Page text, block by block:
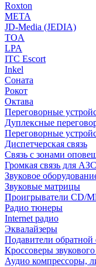
Roxton
МЕТА
JD-Media (JEDIA)
TOA
LPA
ITC Escort
Inkel
Соната
Рокот
Октава
Переговорные
Дуплексные
Переговорные
Диспетчерская связь
Связь с зонами
Громкая связь для АЗС
Звуковое
Звуковые матрицы
Проигрыватели CD/
Радио тюнеры
Internet радио
Эквалайзеры
Подавители обратной
Кроссоверы
Аудио компрессоры,